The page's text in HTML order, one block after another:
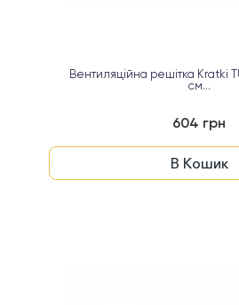
Вентиляційна решітка Kratki
см...
604 грн
В Кошик